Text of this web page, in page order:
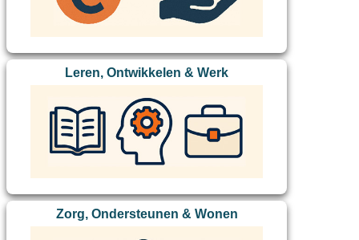
Leren, Ontwikkelen & Werk
Zorg, Ondersteunen & Wonen